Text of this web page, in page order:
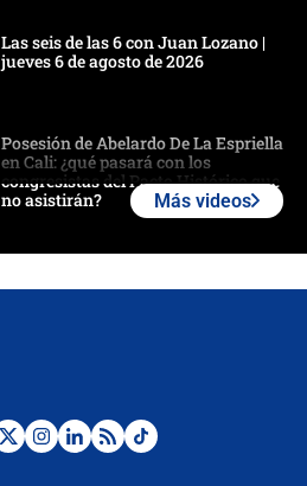
Las seis de las 6 con Juan Lozano |
jueves 6 de agosto de 2026
Posesión de Abelardo De La Espriella
en Cali: ¿qué pasará con los
congresistas del Pacto Histórico que
no asistirán?
crece el pulso por la elección del
¿Por qué De la Espriella gobernará
Más videos